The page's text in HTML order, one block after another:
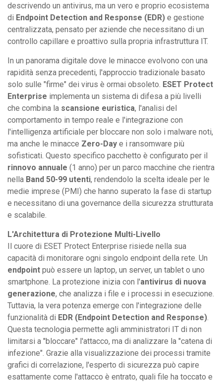
descrivendo un antivirus, ma un vero e proprio ecosistema
di Endpoint Detection and Response (EDR) e gestione
centralizzata, pensato per aziende che necessitano di un
controllo capillare e proattivo sulla propria infrastruttura IT.
In un panorama digitale dove le minacce evolvono con una
rapidità senza precedenti, l'approccio tradizionale basato
solo sulle "firme" dei virus è ormai obsoleto. ESET Protect
Enterprise implementa un sistema di difesa a più livelli
che combina la scansione euristica, l'analisi del
comportamento in tempo reale e l'integrazione con
l'intelligenza artificiale per bloccare non solo i malware noti,
ma anche le minacce Zero-Day e i ransomware più
sofisticati. Questo specifico pacchetto è configurato per il
rinnovo annuale (1 anno) per un parco macchine che rientra
nella Band 50-99 utenti, rendendolo la scelta ideale per le
medie imprese (PMI) che hanno superato la fase di startup
e necessitano di una governance della sicurezza strutturata
e scalabile.
L'Architettura di Protezione Multi-Livello
Il cuore di ESET Protect Enterprise risiede nella sua
capacità di monitorare ogni singolo endpoint della rete. Un
endpoint può essere un laptop, un server, un tablet o uno
smartphone. La protezione inizia con l'antivirus di nuova
generazione, che analizza i file e i processi in esecuzione.
Tuttavia, la vera potenza emerge con l'integrazione delle
funzionalità di EDR (Endpoint Detection and Response).
Questa tecnologia permette agli amministratori IT di non
limitarsi a "bloccare" l'attacco, ma di analizzare la "catena di
infezione". Grazie alla visualizzazione dei processi tramite
grafici di correlazione, l'esperto di sicurezza può capire
esattamente come l'attacco è entrato, quali file ha toccato e